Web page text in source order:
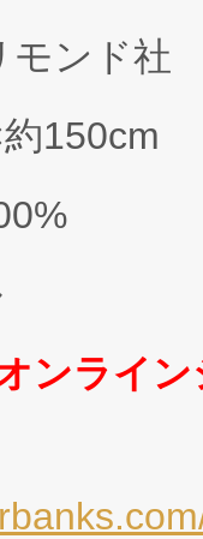
モンド社
150cm
ンライ